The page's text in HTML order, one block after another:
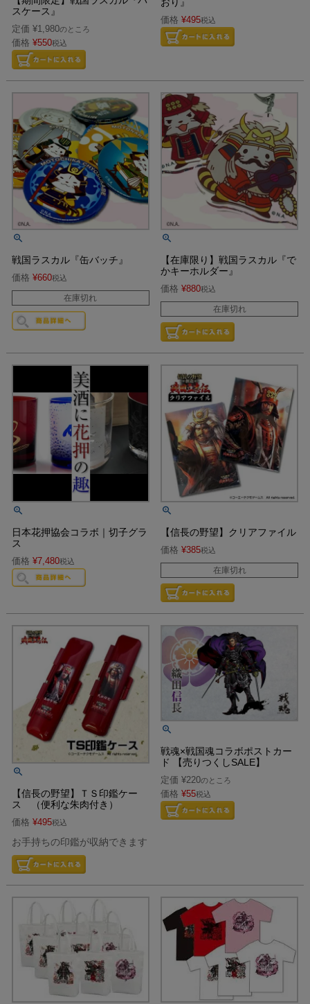
スケース』
定価 ¥1,980のところ
価格 ¥550税込
価格 ¥495税込
戦国ラスカル『缶バッチ』
価格 ¥660税込
在庫切れ
【在庫限り】戦国ラスカル『で
かキーホルダー』
価格 ¥880税込
在庫切れ
日本花押協会コラボ｜切子グラ
ス
価格 ¥7,480税込
【信長の野望】クリアファイル
価格 ¥385税込
在庫切れ
【信長の野望】ＴＳ印鑑ケー
ス （便利な朱肉付き）
価格 ¥495税込
お手持ちの印鑑が収納できます
戦魂×戦国魂コラボポストカー
ド 【売りつくしSALE】
定価 ¥220のところ
価格 ¥55税込